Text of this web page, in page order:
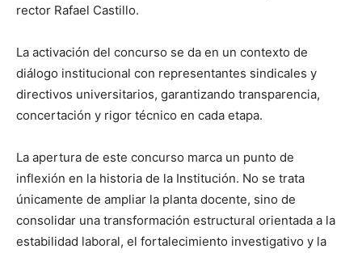
rector Rafael Castillo.
La activación del concurso se da en un contexto de
diálogo institucional con representantes sindicales y
directivos universitarios, garantizando transparencia,
concertación y rigor técnico en cada etapa.
La apertura de este concurso marca un punto de
inflexión en la historia de la Institución. No se trata
únicamente de ampliar la planta docente, sino de
consolidar una transformación estructural orientada a la
estabilidad laboral, el fortalecimiento investigativo y la